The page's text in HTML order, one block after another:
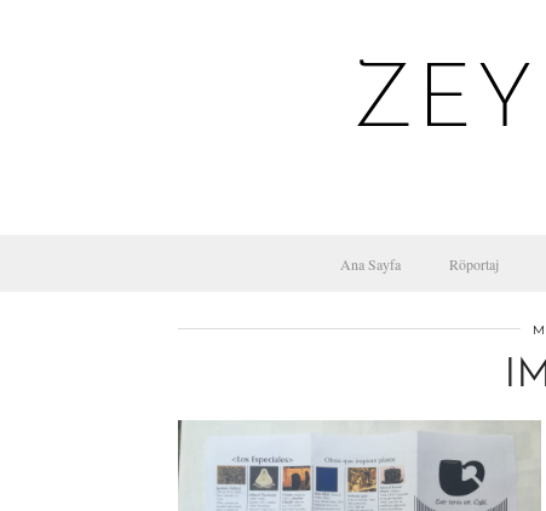
Ana Sayfa Röportaj